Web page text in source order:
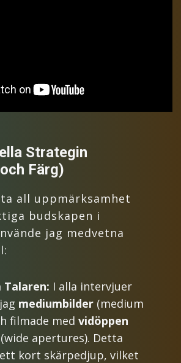
Strategin
Färg)
all uppmärksamhet
budskapen i
jag medvetna
Talaren: I alla intervjuer
mediumbilder (medium
filmade med vidöppen
(wide apertures). Detta
kort skärpedjup, vilket